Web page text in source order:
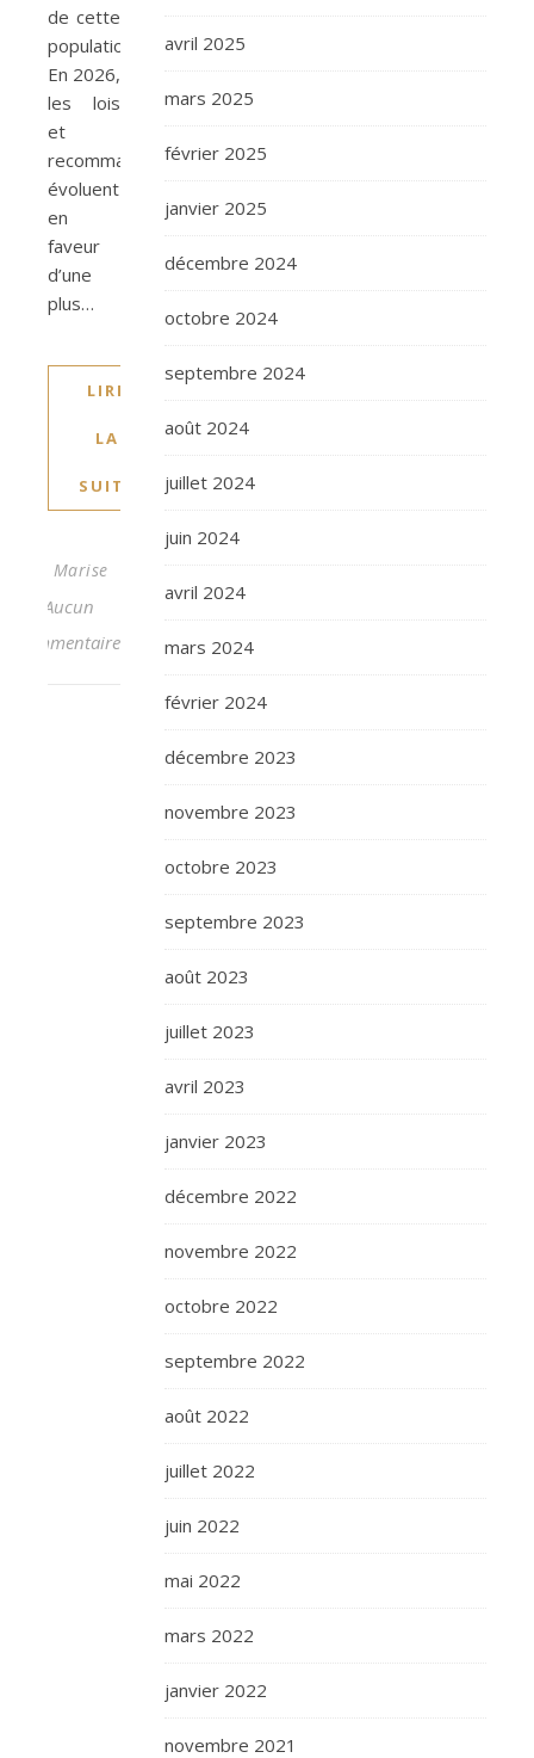
de cette
population.
En 2026,
les lois
et
recommandations
évoluent
en
faveur
d’une
plus…
LIRE
LA
SUITE
Marise
Aucun
commentaire
avril 2025
mars 2025
février 2025
janvier 2025
décembre 2024
octobre 2024
septembre 2024
août 2024
juillet 2024
juin 2024
avril 2024
mars 2024
février 2024
décembre 2023
novembre 2023
octobre 2023
septembre 2023
août 2023
juillet 2023
avril 2023
janvier 2023
décembre 2022
novembre 2022
octobre 2022
septembre 2022
août 2022
juillet 2022
juin 2022
mai 2022
mars 2022
janvier 2022
novembre 2021